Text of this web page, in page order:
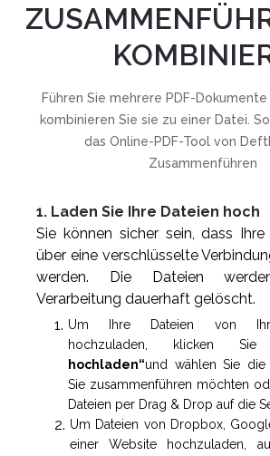
Führen Sie mehrere PDF-
kombinieren Sie sie zu einer Datei.
das Online-PDF-Tool von
Zusammenführen
1. Laden Sie Ihre Dateien hoch
Sie können sicher sein, dass
über eine verschlüsselte
werden. Die Dateien
Verarbeitung dauerhaft gelöscht.
Um Ihre Dateien von
hochzuladen, klicken
hochladen“und wählen Sie die
Sie zusammenführen möchten
Dateien per Drag & Drop auf die
Um Dateien von Dropbox,
einer Website hochzuladen,